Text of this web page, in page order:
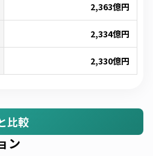
2,363億円
2,334億円
2,330億円
比較
ン